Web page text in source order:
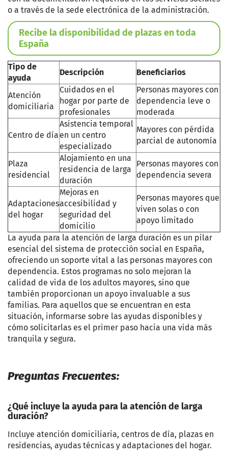
o a través de la sede electrónica de la administración.
Recibe la disponibilidad de plazas en toda
España
Tipo de
ayuda
Descripción Beneficiarios
Atención
domiciliaria
Cuidados en el
hogar por parte de
profesionales
Personas mayores con
dependencia leve o
moderada
Centro de día
Asistencia temporal
en un centro
especializado
Mayores con pérdida
parcial de autonomía
Plaza
residencial
Alojamiento en una
residencia de larga
duración
Personas mayores con
dependencia severa
Adaptaciones
del hogar
Mejoras en
accesibilidad y
seguridad del
domicilio
Personas mayores que
viven solas o con
apoyo limitado
La ayuda para la atención de larga duración es un pilar
esencial del sistema de protección social en España,
ofreciendo un soporte vital a las personas mayores con
dependencia. Estos programas no solo mejoran la
calidad de vida de los adultos mayores, sino que
también proporcionan un apoyo invaluable a sus
familias. Para aquellos que se encuentran en esta
situación, informarse sobre las ayudas disponibles y
cómo solicitarlas es el primer paso hacia una vida más
tranquila y segura.
Preguntas Frecuentes:
¿Qué incluye la ayuda para la atención de larga
duración?
Incluye atención domiciliaria, centros de día, plazas en
residencias, ayudas técnicas y adaptaciones del hogar.